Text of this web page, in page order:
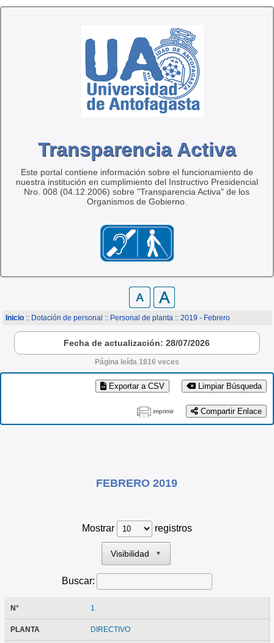
Transparencia Activa
Este portal contiene información sobre el funcionamiento de
nuestra institución en cumplimiento del Instructivo Presidencial
Nro. 008 (04.12.2006) sobre "Transparencia Activa" de los
Organismos de Gobierno.
Inicio :: Dotación de personal :: Personal de planta :: 2019 - Febrero
Fecha de actualización: 28/07/2026
Página leída 1816 veces
Limpiar Búsqueda
Exportar a CSV
Compartir Enlace
imprimir
FEBRERO 2019
Mostrar registros
Visibilidad ▼
Buscar:
N° 1
PLANTA DIRECTIVO